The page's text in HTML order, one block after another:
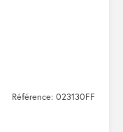
Référence: 023130FF